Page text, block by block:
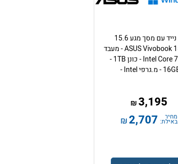
מחשב נייד עם מסך מגע 15.6
אינץ ASUS Vivobook 15 - מעבד
Intel Core 7 150U - כונן 1TB -
זכרון 16GB - מ.גרפי Intel -
3,195
₪
מחיר
באילת: 2,707
₪